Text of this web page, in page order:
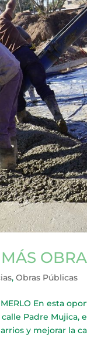
,Obras Públicas
MERLO En esta
Padre Mujica,
y mejorar la